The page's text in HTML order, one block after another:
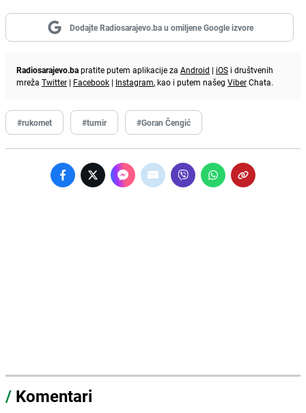
Dodajte Radiosarajevo.ba u omiljene Google izvore
Radiosarajevo.bapratite putem aplikacije za Android | iOS i društvenih
mreža Twitter | Facebook | Instagram, kao i putem našeg ViberChata.
#rukomet #turnir #Goran Čengić
/ Komentari